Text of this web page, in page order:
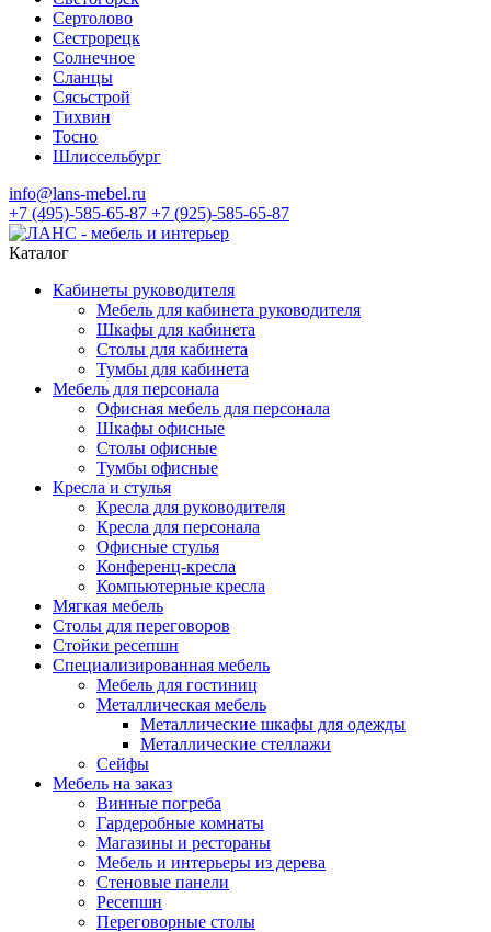
Сертолово
Сестрорецк
Солнечное
Сланцы
Сясьстрой
Тихвин
Тосно
Шлиссельбург
info@lans-mebel.ru
+7 (495)-585-65-87 +7 (925)-585-65-87
Каталог
Кабинеты руководителя
Мебель для кабинета руководителя
Шкафы для кабинета
Столы для кабинета
Тумбы для кабинета
Мебель для персонала
Офисная мебель для персонала
Шкафы офисные
Столы офисные
Тумбы офисные
Кресла и стулья
Кресла для руководителя
Кресла для персонала
Офисные стулья
Конференц-кресла
Компьютерные кресла
Мягкая мебель
Столы для переговоров
Стойки ресепшн
Специализированная мебель
Мебель для гостиниц
Металлическая мебель
Металлические шкафы для одежды
Металлические стеллажи
Сейфы
Мебель на заказ
Винные погреба
Гардеробные комнаты
Магазины и рестораны
Мебель и интерьеры из дерева
Стеновые панели
Ресепшн
Переговорные столы